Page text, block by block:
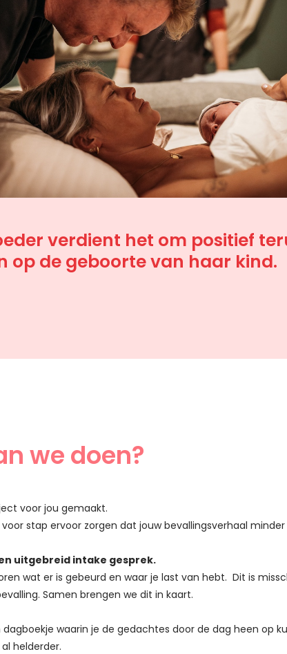
verdient het om positief
op de geboorte van haar kind.
we doen?
voor jou gemaakt.
stap ervoor zorgen dat jouw bevallingsverhaal minder
uitgebreid intake gesprek.
wat er is gebeurd en waar je last van hebt. Dit is
Samen brengen we dit in kaart.
waarin je de gedachtes door de dag heen op
helderder.